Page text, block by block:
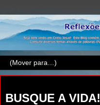
BUSQUE A VIDA!